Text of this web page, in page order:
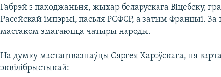
Габрэй з паходжаньня, жыхар беларускага Віцебску,
Расейскай імпэрыі, пасьля РСФСР, а затым Францыі. За
мастаком змагаюцца чатыры народы.
На думку мастацтвазнаўцы Сяргея Харэўскага, ня
эквілібрыстыкай: